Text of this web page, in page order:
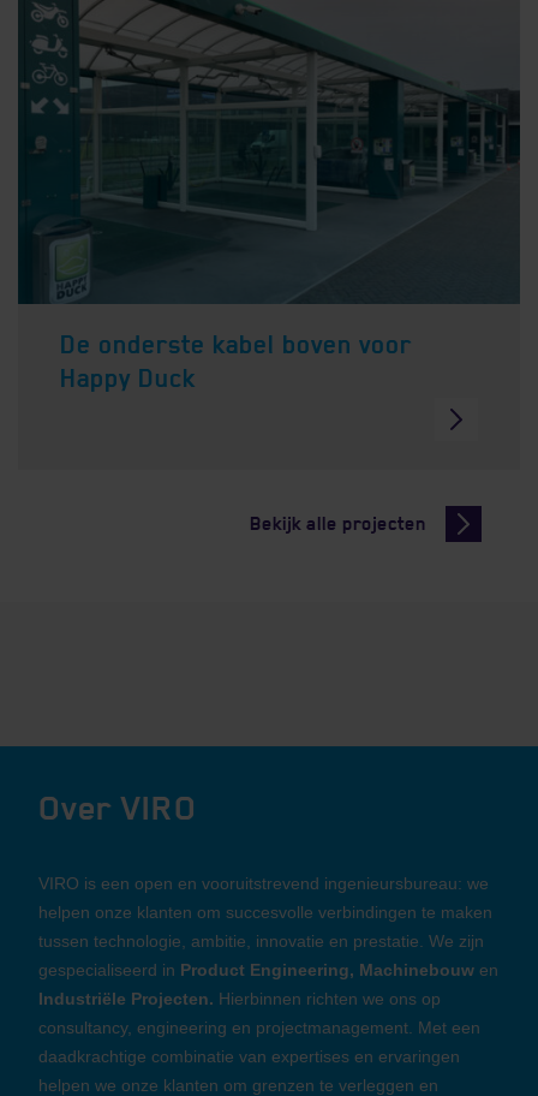
De onderste kabel boven voor
Happy Duck
Bekijk alle projecten
Over VIRO
VIRO is een open en vooruitstrevend ingenieursbureau: we
helpen onze klanten om succesvolle verbindingen te maken
tussen technologie, ambitie, innovatie en prestatie. We zijn
gespecialiseerd in Product Engineering, Machinebouw en
Industriële Projecten. Hierbinnen richten we ons op
consultancy, engineering en projectmanagement. Met een
daadkrachtige combinatie van expertises en ervaringen
helpen we onze klanten om grenzen te verleggen en